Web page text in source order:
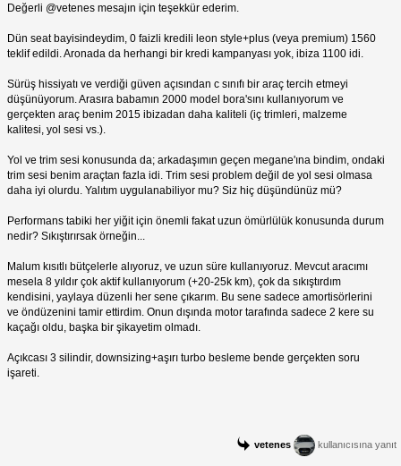
Değerli @vetenes mesajın için teşekkür ederim.
Dün seat bayisindeydim, 0 faizli kredili leon style+plus (veya premium) 1560
teklif edildi. Aronada da herhangi bir kredi kampanyası yok, ibiza 1100 idi.
Sürüş hissiyatı ve verdiği güven açısından c sınıfı bir araç tercih etmeyi
düşünüyorum. Arasıra babamın 2000 model bora'sını kullanıyorum ve
gerçekten araç benim 2015 ibizadan daha kaliteli (iç trimleri, malzeme
kalitesi, yol sesi vs.).
Yol ve trim sesi konusunda da; arkadaşımın geçen megane'ına bindim, ondaki
trim sesi benim araçtan fazla idi. Trim sesi problem değil de yol sesi olmasa
daha iyi olurdu. Yalıtım uygulanabiliyor mu? Siz hiç düşündünüz mü?
Performans tabiki her yiğit için önemli fakat uzun ömürlülük konusunda durum
nedir? Sıkıştırırsak örneğin...
Malum kısıtlı bütçelerle alıyoruz, ve uzun süre kullanıyoruz. Mevcut aracımı
mesela 8 yıldır çok aktif kullanıyorum (+20-25k km), çok da sıkıştırdım
kendisini, yaylaya düzenli her sene çıkarım. Bu sene sadece amortisörlerini
ve öndüzenini tamir ettirdim. Onun dışında motor tarafında sadece 2 kere su
kaçağı oldu, başka bir şikayetim olmadı.
Açıkcası 3 silindir, downsizing+aşırı turbo besleme bende gerçekten soru
işareti.
vetenes kullanıcısına yanıt